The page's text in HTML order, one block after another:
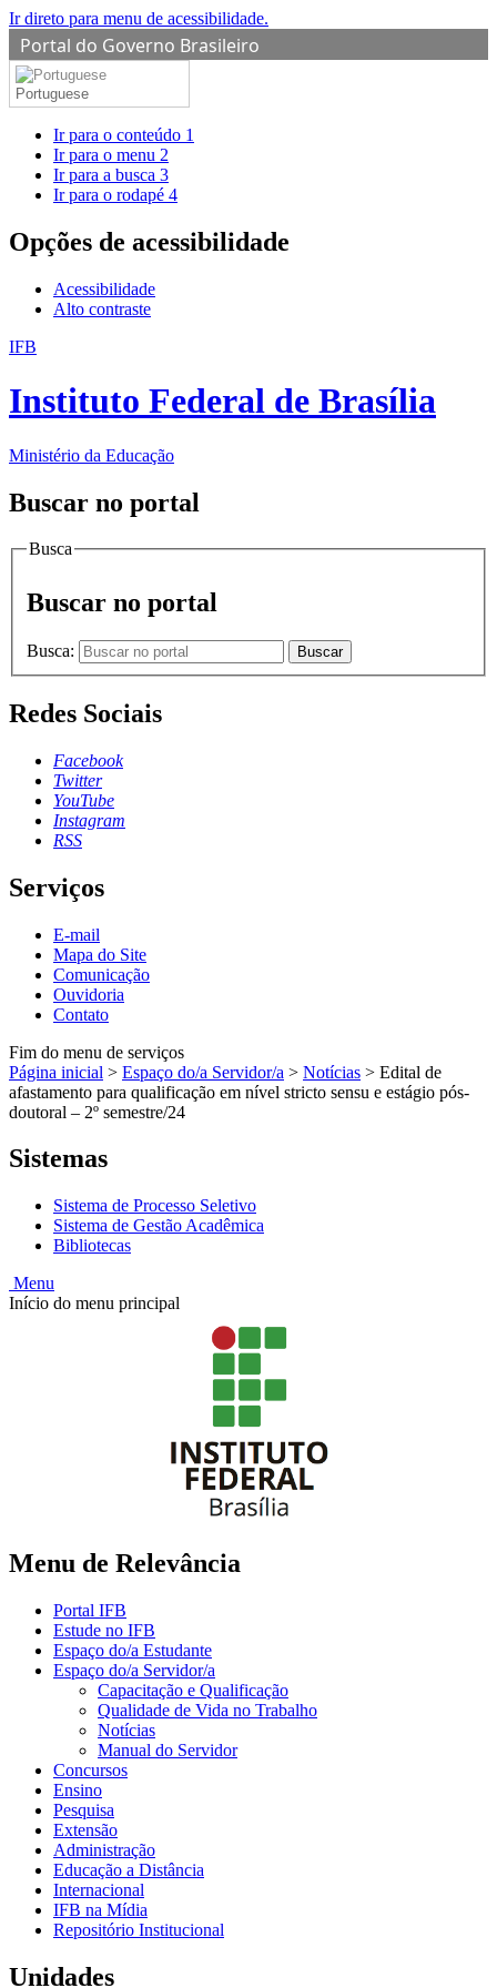
Ir direto para menu de acessibilidade.
Portal do Governo Brasileiro
Portuguese
Ir para o conteúdo 1
Ir para o menu 2
Ir para a busca 3
Ir para o rodapé 4
Opções de acessibilidade
Acessibilidade
Alto contraste
IFB
Instituto Federal de Brasília
Ministério da Educação
Buscar no portal
Busca
Buscar no portal
Busca: Buscar
Redes Sociais
Facebook
Twitter
YouTube
Instagram
RSS
Serviços
E-mail
Mapa do Site
Comunicação
Ouvidoria
Contato
Fim do menu de serviços
Página inicial > Espaço do/a Servidor/a > Notícias > Edital de
afastamento para qualificação em nível stricto sensu e estágio pós-
doutoral – 2º semestre/24
Sistemas
Sistema de Processo Seletivo
Sistema de Gestão Acadêmica
Bibliotecas
Menu
Início do menu principal
Menu de Relevância
Portal IFB
Estude no IFB
Espaço do/a Estudante
Espaço do/a Servidor/a
Capacitação e Qualificação
Qualidade de Vida no Trabalho
Notícias
Manual do Servidor
Concursos
Ensino
Pesquisa
Extensão
Administração
Educação a Distância
Internacional
IFB na Mídia
Repositório Institucional
Unidades